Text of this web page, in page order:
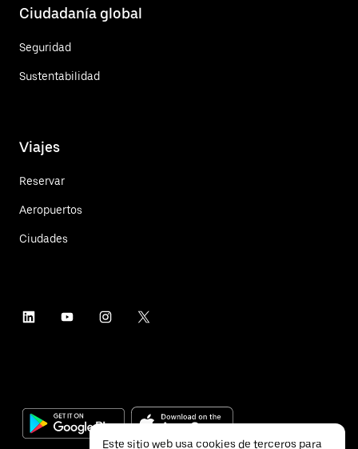
Ciudadanía global
Seguridad
Sustentabilidad
Viajes
Reservar
Aeropuertos
Ciudades
Este sitio web usa cookies de terceros para